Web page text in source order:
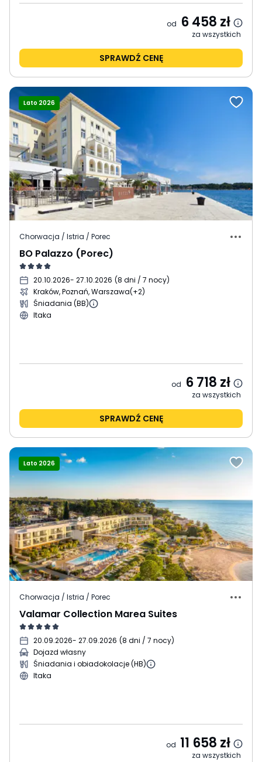
od 6 458 zł
za wszystkich
SPRAWDŹ CENĘ
Lato 2026
Chorwacja / Istria / Porec
BO Palazzo (Porec)
20.10.2026- 27.10.2026 (8 dni / 7 nocy)
Kraków, Poznań, Warszawa(+2)
Śniadania (BB)
Itaka
od 6 718 zł
za wszystkich
SPRAWDŹ CENĘ
Lato 2026
Chorwacja / Istria / Porec
Valamar Collection Marea Suites
20.09.2026- 27.09.2026 (8 dni / 7 nocy)
Dojazd własny
Śniadania i obiadokolacje (HB)
Itaka
od 11 658 zł
za wszystkich